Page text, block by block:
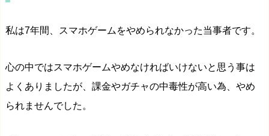
私は7年間、スマホゲームをやめられなかった当事者です。
心の中ではスマホゲームやめなければいけないと思う事は
よくありましたが、課金やガチャの中毒性が高い為、やめ
られませんでした。